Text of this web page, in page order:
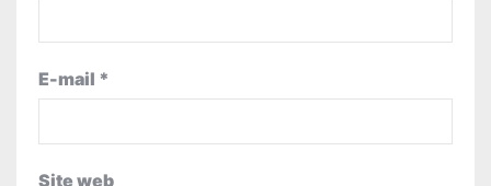
E-mail *
Site web